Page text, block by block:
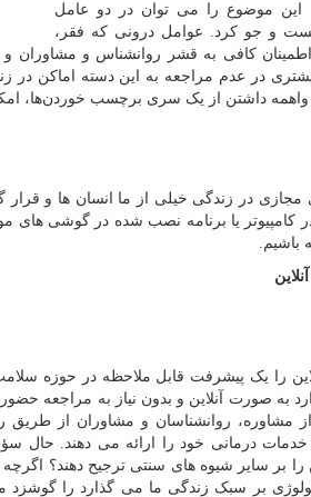
این موضوع را می توان در دو عامل
و جو کرد. عوامل درونی که فقر،
کافی به قشر روانشناس و مشاوران و
در عدم مراجعه به این دسته اماکن در
واهمه داشتن از یک سری برچسب خوردن‌ها،
مجازی در زندگی خیلی از ما انسان ها و قرار
کامپیوتر یا برنامه نصب شده در گوشی های
باشیم.
را یک پیشرفت قابل ملاحظه در حوزه
به صورت آنلاین و بدون نیاز به مراجعه
مشاوره، روانشناسان و مشاوران از
خدمات درمانی خود را ارائه می دهند.
را بر سایر شیوه های سنتی ترجیح دهند؟
بر سبک زندگی ما می گذارد را گوشزد